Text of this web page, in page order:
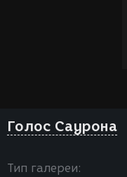
Голос Саурона
Тип галереи: